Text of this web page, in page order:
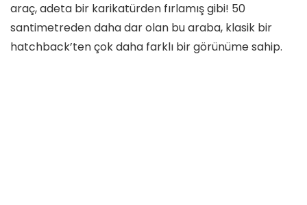
araç, adeta bir karikatürden fırlamış gibi! 50
santimetreden daha dar olan bu araba, klasik bir
hatchback’ten çok daha farklı bir görünüme sahip.